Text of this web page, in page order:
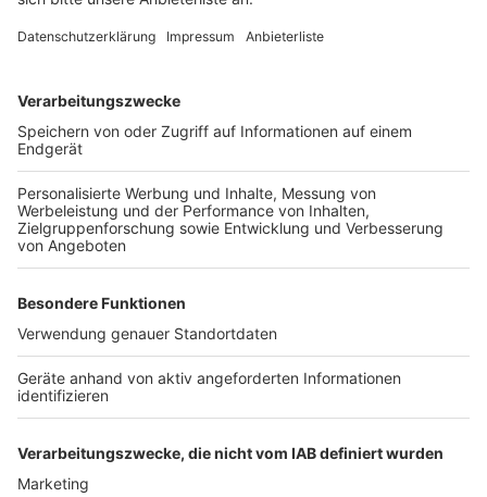
die Luft gejagt. Laut Polizei hat der Drucker dem
Automaten aber tatsächlich sehr ähnlich gesehen. Die
Anzeige
Weitere Themen von Rhein und Erft
Rhein-Erft: Vertrag für 90 neue S-Bahnen
unterschrieben
Lange Haftstrafe für Bandidos-Rocker nach
Schüssen in Köln
Fahrradzone in Frechen ist gescheitert
Anzeige